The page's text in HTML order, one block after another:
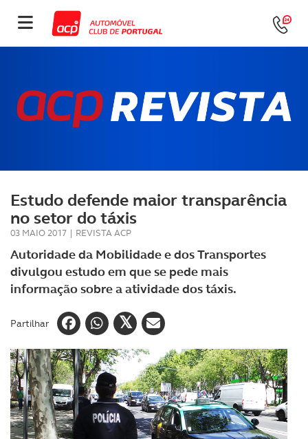
Estudo defende maior transparência
no setor do táxis
03 MAIO 2017 | REVISTA ACP
Autoridade da Mobilidade e dos Transportes
divulgou estudo em que se pede mais
informação sobre a atividade dos táxis.
Partilhar